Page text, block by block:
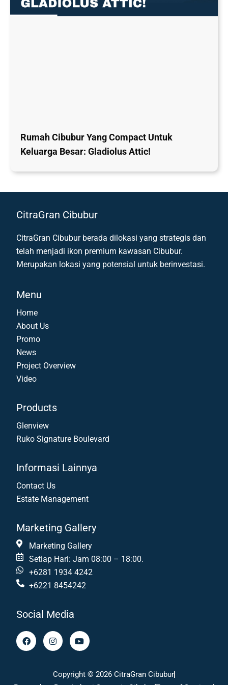
Rumah Cibubur Yang Compact Untuk
Keluarga Besar: Gladiolus Attic!
CitraGran Cibubur
CitraGran Cibubur berada dilokasi yang strategis dan
telah menjadi ikon premium kawasan Cibubur.
Merupakan lokasi yang potensial untuk berinvestasi.
Menu
Home
About Us
Promo
News
Project Overview
Video
Products
Glenview
Ruko Signature Boulevard
Informasi Lainnya
Contact Us
Estate Management
Marketing Gallery
Marketing Gallery
Setiap Hari: Jam 08:00 – 18:00.
+6281 1934 4242
+6221 8454242
Social Media
F
a
c
I
n
s
g
Y
o
u
b
Copyright © 2026 CitraGran Cibubur